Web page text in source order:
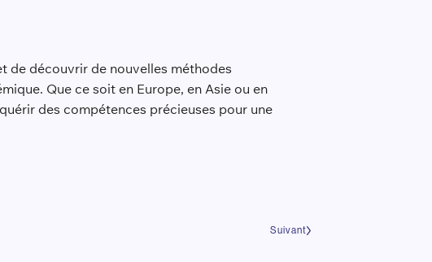
de découvrir de nouvelles méthodes
Que ce soit en Europe, en Asie ou en
des compétences précieuses pour une
Suivant